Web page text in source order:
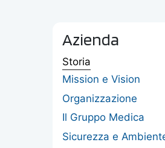
Azienda
Storia
Mission e Vision
Organizzazione
Il Gruppo Medica
Sicurezza e